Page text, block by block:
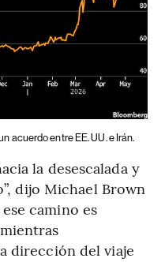
acuerdo entre EE. UU. e Irán.
la desescalada y
dijo Michael Brown
camino es
dirección del viaje